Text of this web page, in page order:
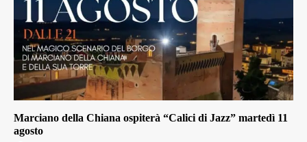
Marciano della Chiana ospiterà “Calici di Jazz” martedì 11
agosto